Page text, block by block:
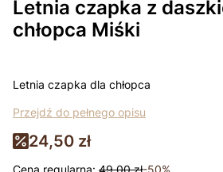
Letnia czapka z
chłopca Miśki
Letnia czapka dla chłopca
Przejdź do pełnego opisu
24,50 zł
Cena regularna: 49,00 zł-50%